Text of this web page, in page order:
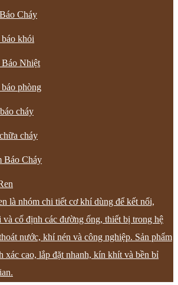
Cháy
khói
Nhiệt
phòng
cháy
cháy
Báo Cháy
là nhóm chi tiết cơ khí dùng để kết nối,
và cố định các đường ống, thiết bị trong hệ
nước, khí nén và công nghiệp. Sản phẩm
xác cao, lắp đặt nhanh, kín khít và bền bỉ